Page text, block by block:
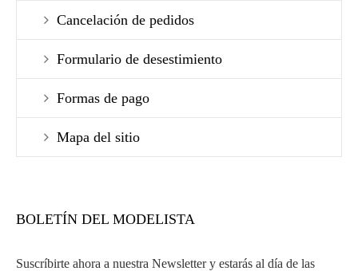
Cancelación de pedidos
Formulario de desestimiento
Formas de pago
Mapa del sitio
BOLETÍN DEL MODELISTA
Suscríbirte ahora a nuestra Newsletter y estarás al día de las